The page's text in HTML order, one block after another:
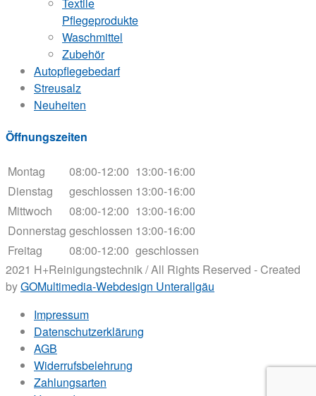
Pflegeprodukte
Waschmittel
Zubehör
Autopflegebedarf
Streusalz
Neuheiten
Öffnungszeiten
Montag 08:00-12:00 13:00-16:00
Dienstag
geschlossen 13:00-16:00
Mittwoch
08:00-12:00 13:00-16:00
Donnerstag geschlossen 13:00-16:00
Freitag
08:00-12:00 geschlossen
2021 H+Reinigungstechnik / All Rights Reserved - Created
byGOMultimedia-Webdesign Unterallgäu
Impressum
Datenschutzerklärung
AGB
Widerrufsbelehrung
Zahlungsarten